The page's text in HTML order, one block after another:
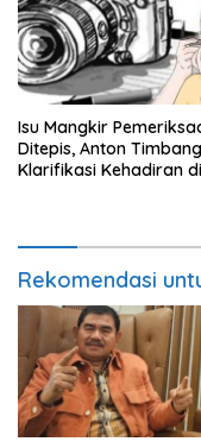
Isu Mangkir
Ditepis, Anton Timbang
Klarifikasi Kehadiran di
Rekomendasi